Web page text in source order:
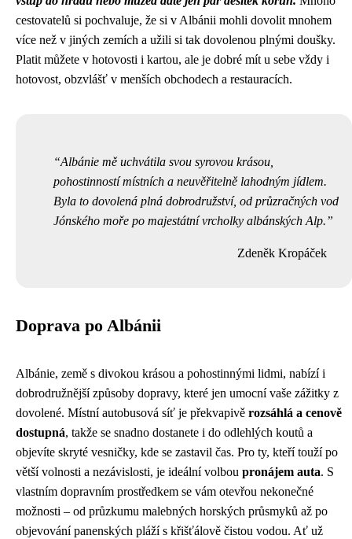
cestovatelů si pochvaluje, že si v Albánii mohli dovolit mnohem
více než v jiných zemích a užili si tak dovolenou plnými doušky.
Platit můžete v hotovosti i kartou, ale je dobré mít u sebe vždy i
hotovost, obzvlášť v menších obchodech a restauracích.
Albánie mě uchvátila svou syrovou krásou,
pohostinností místních a neuvěřitelně lahodným jídlem.
Byla to dovolená plná dobrodružství, od průzračných vod
Jónského moře po majestátní vrcholky albánských Alp.
Zdeněk Kropáček
Doprava po Albánii
Albánie, země s divokou krásou a pohostinnými lidmi, nabízí i
dobrodružnější způsoby dopravy, které jen umocní vaše zážitky z
dovolené. Místní autobusová síť je překvapivě rozsáhlá a cenově
dostupná, takže se snadno dostanete i do odlehlých koutů a
objevíte skryté vesničky, kde se zastavil čas. Pro ty, kteří touží po
větší volnosti a nezávislosti, je ideální volbou pronájem auta. S
vlastním dopravním prostředkem se vám otevřou nekonečné
možnosti – od průzkumu malebných horských průsmyků až po
objevování panenských pláží s křišťálově čistou vodou. Ať už